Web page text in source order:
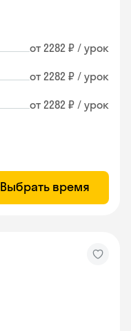
от 2282 ₽ / урок
от 2282 ₽ / урок
от 2282 ₽ / урок
Выбрать время